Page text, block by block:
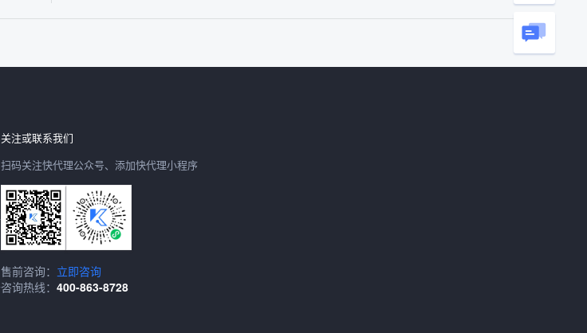
关注或联系我们
扫码关注快代理公众号、添加快代理小程序
售前咨询： 立即咨询
咨询热线： 400-863-8728